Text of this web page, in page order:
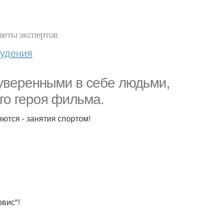
экспертов
в себе людьми,
героя фильма.
- занятия спортом!